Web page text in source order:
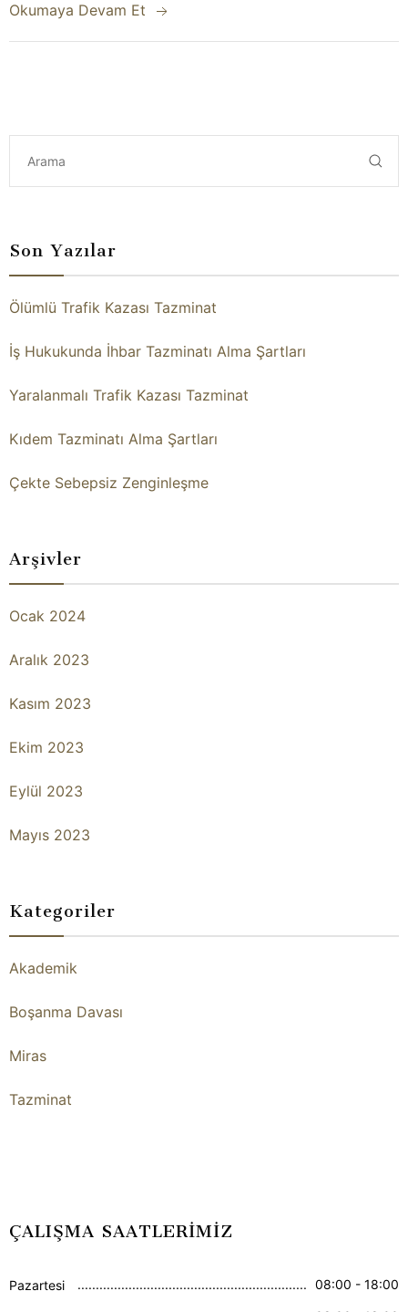
Okumaya Devam Et
Son Yazılar
Ölümlü Trafik Kazası Tazminat
İş Hukukunda İhbar Tazminatı Alma Şartları
Yaralanmalı Trafik Kazası Tazminat
Kıdem Tazminatı Alma Şartları
Çekte Sebepsiz Zenginleşme
Arşivler
Ocak 2024
Aralık 2023
Kasım 2023
Ekim 2023
Eylül 2023
Mayıs 2023
Kategoriler
Akademik
Boşanma Davası
Miras
Tazminat
ÇALIŞMA SAATLERİMİZ
Pazartesi 08:00 - 18:00